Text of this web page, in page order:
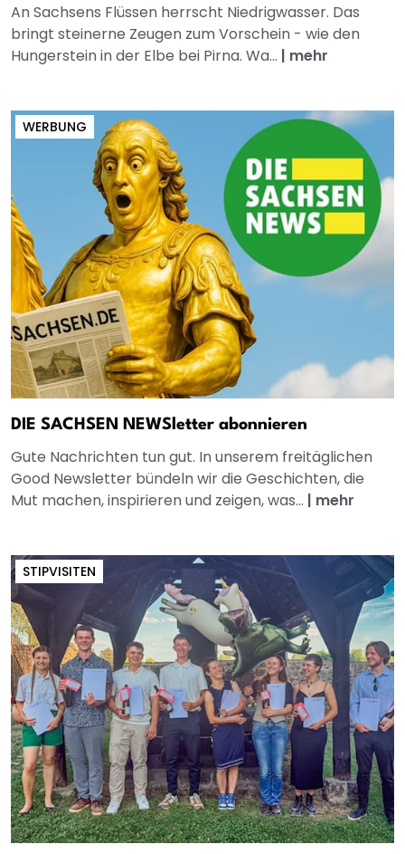
An Sachsens Flüssen herrscht Niedrigwasser. Das
bringt steinerne Zeugen zum Vorschein - wie den
Hungerstein in der Elbe bei Pirna. Wa... | mehr
WERBUNG
DIE SACHSEN NEWSletter abonnieren
Gute Nachrichten tun gut. In unserem freitäglichen
Good Newsletter bündeln wir die Geschichten, die
Mut machen, inspirieren und zeigen, was... | mehr
STIPVISITEN